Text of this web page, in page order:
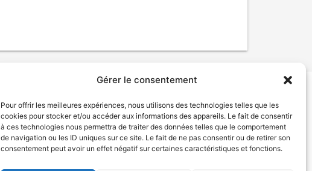
Gérer le consentement
Pour offrir les meilleures expériences, nous utilisons des technologies telles que les
cookies pour stocker et/ou accéder aux informations des appareils. Le fait de consentir
à ces technologies nous permettra de traiter des données telles que le comportement
de navigation ou les ID uniques sur ce site. Le fait de ne pas consentir ou de retirer son
consentement peut avoir un effet négatif sur certaines caractéristiques et fonctions.
Déclaration de services Politique de confidentialité